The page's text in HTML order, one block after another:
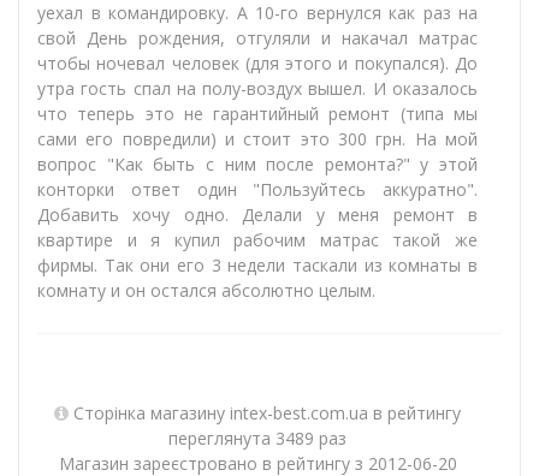
уехал в командировку. А 10-го вернулся как раз на
свой День рождения, отгуляли и накачал матрас
чтобы ночевал человек (для этого и покупался). До
утра гость спал на полу-воздух вышел. И оказалось
что теперь это не гарантийный ремонт (типа мы
сами его повредили) и стоит это 300 грн. На мой
вопрос "Как быть с ним после ремонта?" у этой
конторки ответ один "Пользуйтесь аккуратно".
Добавить хочу одно. Делали у меня ремонт в
квартире и я купил рабочим матрас такой же
фирмы. Так они его 3 недели таскали из комнаты в
комнату и он остался абсолютно целым.
Сторінка магазину intex-best.com.ua в рейтингу
переглянута 3489 раз
Магазин зареєстровано в рейтингу з 2012-06-20